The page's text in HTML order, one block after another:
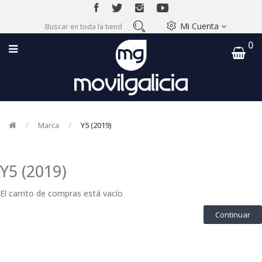
Mi Cuenta
0
Marca Y5 (2019)
Y5 (2019)
El carrito de compras está vacío
Continuar